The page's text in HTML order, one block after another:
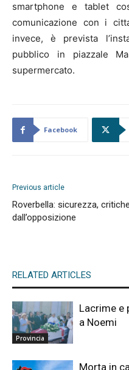
smartphone e tablet
comunicazione con i
invece, è prevista
pubblico in piazzale
supermercato.
Facebook
Previous article
Roverbella: sicurezza, critiche
dall’opposizione
RELATED ARTICLES
Provincia
Lacrime e
a Noemi
Morta in